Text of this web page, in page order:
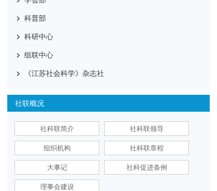
科普部
科研中心
组联中心
《江苏社会科学》杂志社
社联概况
社科联简介 社科联领导
组织机构 社科联章程
大事记 社科促进条例
理事会建设